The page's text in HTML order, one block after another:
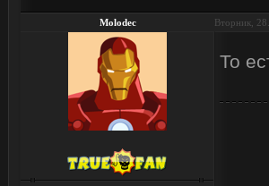
Molodec Вторник,
То